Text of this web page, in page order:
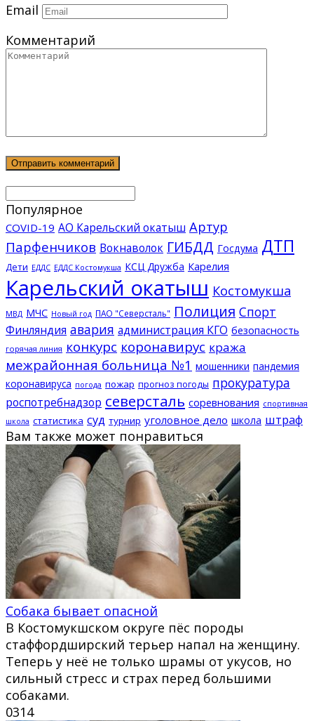
Email
Комментарий
Популярное
COVID-19 АО Карельский окатыш Артур
Парфенчиков Вокнаволок ГИБДД Госдума ДТП
Дети ЕДДС ЕДДС Костомукша КСЦ Дружба Карелия
Карельский окатыш Костомукша
МВД МЧС Новый год ПАО "Северсталь" Полиция Спорт
Финляндия авария администрация КГО безопасность
горячая линия конкурс коронавирус кража
межрайонная больница №1 мошенники пандемия
коронавируса погода пожар прогноз погоды прокуратура
роспотребнадзор северсталь соревнования спортивная
школа статистика суд турнир уголовное дело школа штраф
Вам также может понравиться
Собака бывает опасной
В Костомукшском округе пёс породы
стаффордширский терьер напал на женщину.
Теперь у неё не только шрамы от укусов, но
сильный стресс и страх перед большими
собаками.
0314